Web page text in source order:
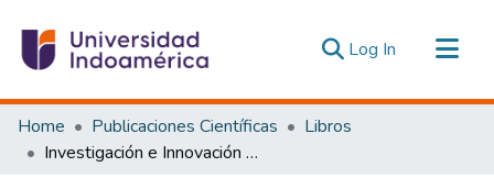
Log In (current)
Communities & Collections
All of DSpace
Home Publicaciones Científicas
Libros
Investigación e Innovación en el Ámbito Educativo